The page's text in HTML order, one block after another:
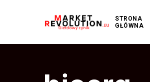
STRONA
GŁÓWNA